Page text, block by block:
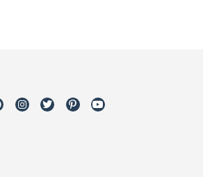
FacebookInstagram
TwitterPinterestYoutube